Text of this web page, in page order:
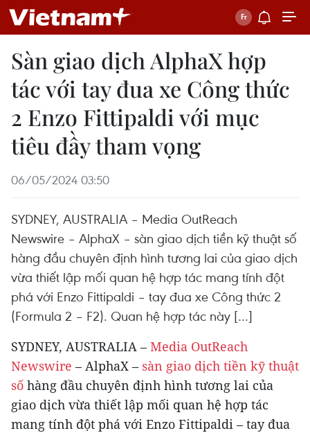
Sàn giao dịch AlphaX hợp
tác với tay đua xe Công thức
2 Enzo Fittipaldi với mục
tiêu đầy tham vọng
06/05/2024 03:50
SYDNEY, AUSTRALIA – Media OutReach
Newswire – AlphaX – sàn giao dịch tiền kỹ thuật số
hàng đầu chuyên định hình tương lai của giao dịch
vừa thiết lập mối quan hệ hợp tác mang tính đột
phá với Enzo Fittipaldi – tay đua xe Công thức 2
(Formula 2 – F2). Quan hệ hợp tác này […]
SYDNEY, AUSTRALIA – Media OutReach
Newswire – AlphaX – sàn giao dịch tiền kỹ thuật
số hàng đầu chuyên định hình tương lai của
giao dịch vừa thiết lập mối quan hệ hợp tác
mang tính đột phá với Enzo Fittipaldi – tay đua